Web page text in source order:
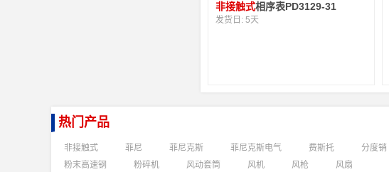
非接触式相序表PD3129-31
发货日:5天
热门产品
非接触式 菲尼 菲尼克斯 菲尼克斯电气 费斯托 分度销
粉末高速钢
粉碎机 风动套筒 风机 风枪 风扇